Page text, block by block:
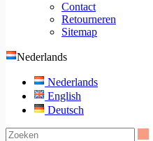
Contact
Retourneren
Sitemap
Nederlands
Nederlands
English
Deutsch